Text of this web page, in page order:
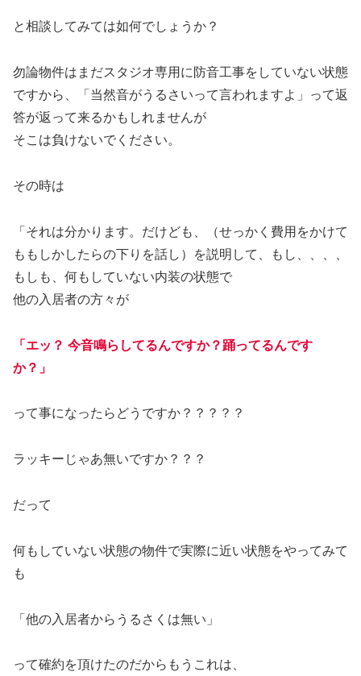
と相談してみては如何でしょうか？
勿論物件はまだスタジオ専用に防音工事をしていない状態
ですから、「当然音がうるさいって言われますよ」って返
答が返って来るかもしれませんが
そこは負けないでください。
その時は
「それは分かります。だけども、（せっかく費用をかけて
ももしかしたらの下りを話し）を説明して、もし、、、、
もしも、何もしていない内装の状態で
他の入居者の方々が
「エッ？ 今音鳴らしてるんですか？踊ってるんです
か？」
って事になったらどうですか？？？？？
ラッキーじゃあ無いですか？？？
だって
何もしていない状態の物件で実際に近い状態をやってみて
も
「他の入居者からうるさくは無い」
って確約を頂けたのだからもうこれは、